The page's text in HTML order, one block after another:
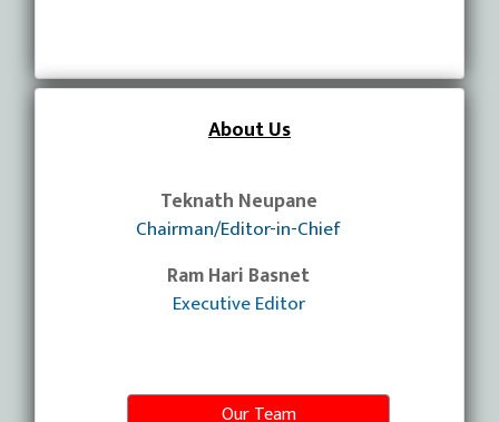
About Us
Teknath Neupane
Chairman/Editor-in-Chief
Ram Hari Basnet
Executive Editor
Our Team